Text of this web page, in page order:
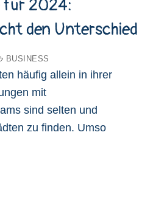
für 2024:
den Unterschied
BUSINESS
häufig allein in ihrer
mit
sind selten und
zu finden. Umso